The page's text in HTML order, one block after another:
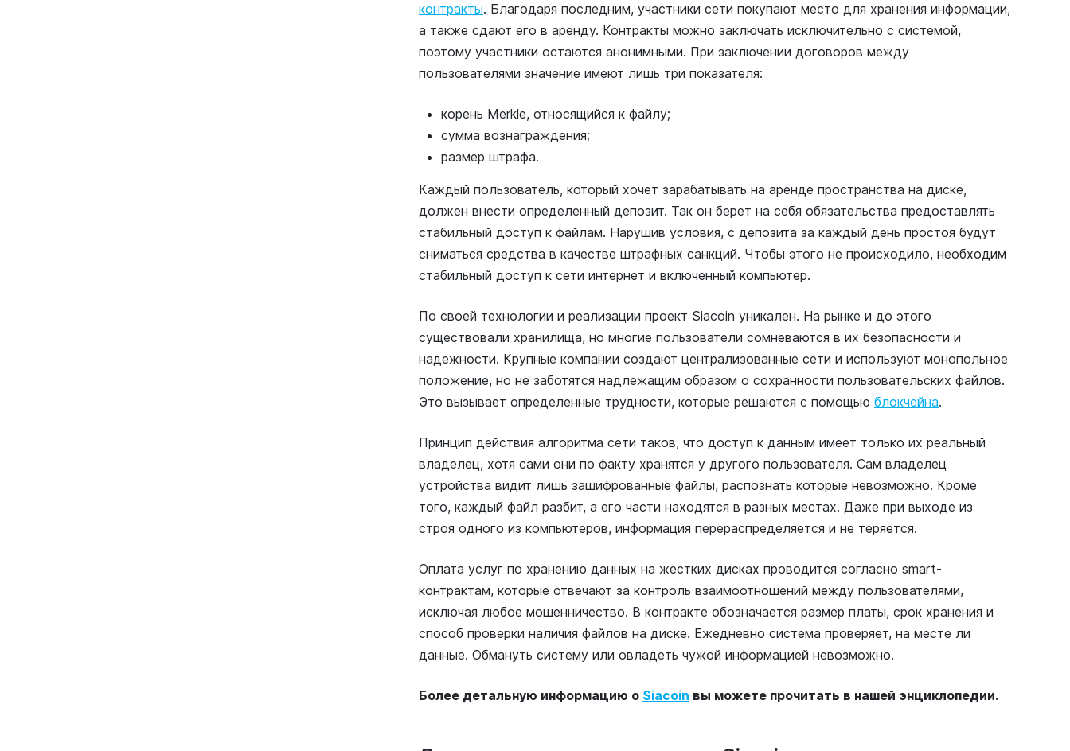
контракты. Благодаря последним, участники сети покупают место для хранения информации,
а также сдают его в аренду. Контракты можно заключать исключительно с системой,
поэтому участники остаются анонимными. При заключении договоров между
пользователями значение имеют лишь три показателя:
корень Merkle, относящийся к файлу;
сумма вознаграждения;
размер штрафа.
Каждый пользователь, который хочет зарабатывать на аренде пространства на диске,
должен внести определенный депозит. Так он берет на себя обязательства предоставлять
стабильный доступ к файлам. Нарушив условия, с депозита за каждый день простоя будут
сниматься средства в качестве штрафных санкций. Чтобы этого не происходило, необходим
стабильный доступ к сети интернет и включенный компьютер.
По своей технологии и реализации проект Siacoin уникален. На рынке и до этого
существовали хранилища, но многие пользователи сомневаются в их безопасности и
надежности. Крупные компании создают централизованные сети и используют монопольное
положение, но не заботятся надлежащим образом о сохранности пользовательских файлов.
Это вызывает определенные трудности, которые решаются с помощью блокчейна.
Принцип действия алгоритма сети таков, что доступ к данным имеет только их реальный
владелец, хотя сами они по факту хранятся у другого пользователя. Сам владелец
устройства видит лишь зашифрованные файлы, распознать которые невозможно. Кроме
того, каждый файл разбит, а его части находятся в разных местах. Даже при выходе из
строя одного из компьютеров, информация перераспределяется и не теряется.
Оплата услуг по хранению данных на жестких дисках проводится согласно smart-
контрактам, которые отвечают за контроль взаимоотношений между пользователями,
исключая любое мошенничество. В контракте обозначается размер платы, срок хранения и
способ проверки наличия файлов на диске. Ежедневно система проверяет, на месте ли
данные. Обмануть систему или овладеть чужой информацией невозможно.
Более детальную информацию о Siacoin вы можете прочитать в нашей энциклопедии.